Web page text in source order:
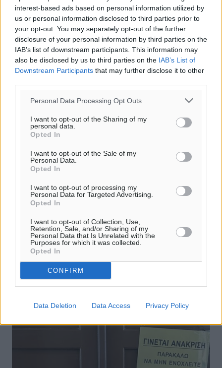
interest-based ads based on personal information utilized by
us or personal information disclosed to third parties prior to
your opt-out. You may separately opt-out of the further
disclosure of your personal information by third parties on the
IAB’s list of downstream participants. This information may
also be disclosed by us to third parties on the IAB’s List of
Downstream Participants that may further disclose it to other
Personal Data Processing Opt Outs
I want to opt-out of the Sharing of my
personal data.
Opted In
I want to opt-out of the Sale of my
Personal Data.
Opted In
I want to opt-out of processing my
Personal Data for Targeted Advertising.
Opted In
I want to opt-out of Collection, Use,
Retention, Sale, and/or Sharing of my
Personal Data that Is Unrelated with the
Purposes for which it was collected.
Opted In
CONFIRM
Data Deletion Data Access Privacy Policy
Ερήμην καταδίκη για απάτη forex στη
Ρόδο
• Δράστης απέσπασε 20.000 ευρώ μέσω διαδικτυακής
επενδυτικής απάτης • Το δικαστήριο του επέβαλε ποινή
10 ευρώ ημερησίως, με ...